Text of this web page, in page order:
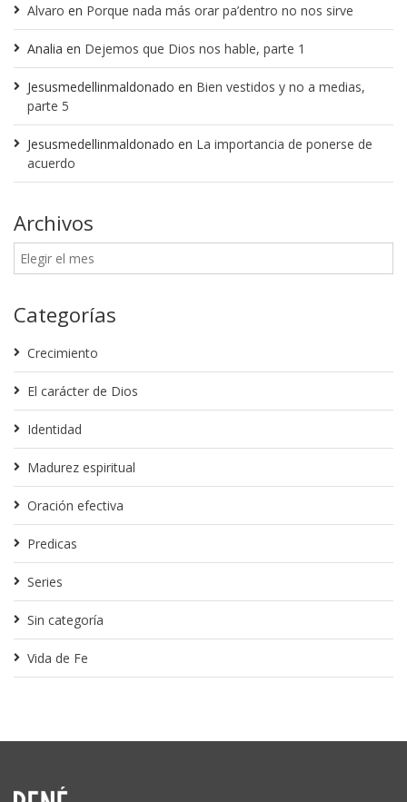
Alvaro en Porque nada más orar pa’dentro no nos sirve
Analia en Dejemos que Dios nos hable, parte 1
Jesusmedellinmaldonado en Bien vestidos y no a medias,
parte 5
Jesusmedellinmaldonado en La importancia de ponerse de
acuerdo
Archivos
Categorías
Crecimiento
El carácter de Dios
Identidad
Madurez espiritual
Oración efectiva
Predicas
Series
Sin categoría
Vida de Fe